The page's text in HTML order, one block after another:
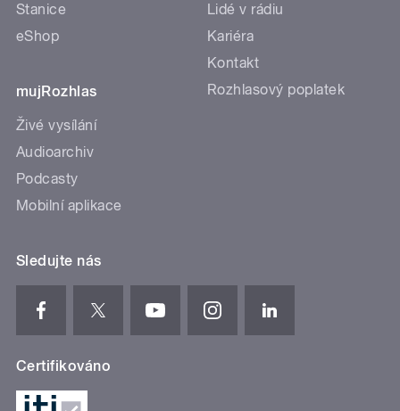
Stanice
eShop
mujRozhlas
Živé vysílání
Audioarchiv
Podcasty
Mobilní aplikace
Lidé v rádiu
Kariéra
Kontakt
Rozhlasový poplatek
Sledujte nás
Certifikováno